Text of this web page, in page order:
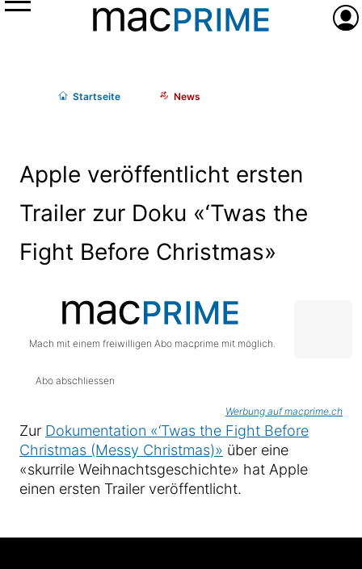
Menü
Startseite News
Apple veröffentlicht ersten
Trailer zur Doku «‘Twas the
Fight Before Christmas»
Mach mit einem freiwilligen Abo macprime mit möglich.
Abo abschliessen
Werbung auf macprime.ch
Zur Dokumentation «‘Twas the Fight Before
Christmas (Messy Christmas)» über eine
«skurrile Weihnachtsgeschichte» hat Apple
einen ersten Trailer veröffentlicht.